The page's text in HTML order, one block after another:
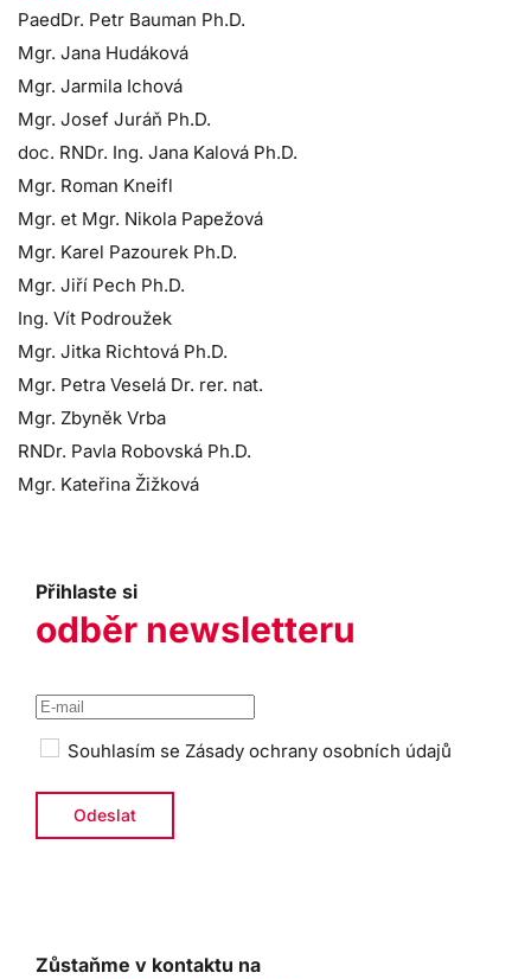
PaedDr. Petr Bauman Ph.D.
Mgr. Jana Hudáková
Mgr. Jarmila Ichová
Mgr. Josef Juráň Ph.D.
doc. RNDr. Ing. Jana Kalová Ph.D.
Mgr. Roman Kneifl
Mgr. et Mgr. Nikola Papežová
Mgr. Karel Pazourek Ph.D.
Mgr. Jiří Pech Ph.D.
Ing. Vít Podroužek
Mgr. Jitka Richtová Ph.D.
Mgr. Petra Veselá Dr. rer. nat.
Mgr. Zbyněk Vrba
RNDr. Pavla Robovská Ph.D.
Mgr. Kateřina Žižková
Přihlaste si
odběr newsletteru
Souhlasím se Zásady ochrany osobních údajů
Zůstaňme v kontaktu na